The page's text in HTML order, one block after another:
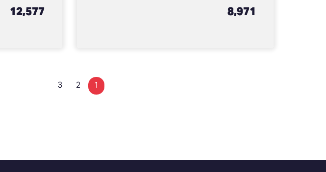
8,971
12,577
1
2
3